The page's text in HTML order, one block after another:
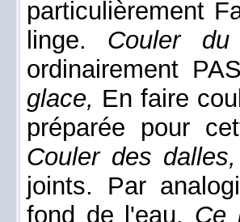
particulièrement
linge. Couler
ordinairement
glace, En faire
préparée pour
Couler des
joints. Par
fond de l'eau. Ce